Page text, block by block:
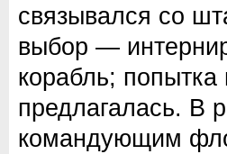
связывался со
выбор —
корабль;
предлагалась. В
командующим